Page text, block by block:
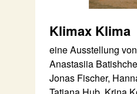
Klimax Klima
eine Ausstellung
Anastasiia
Jonas Fischer,